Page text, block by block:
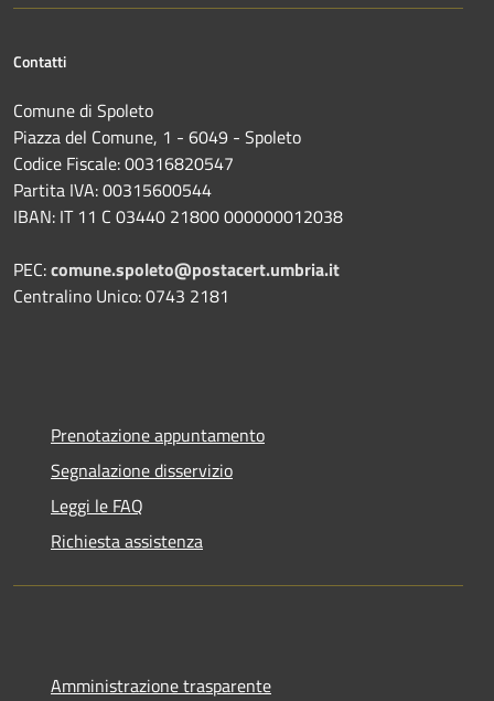
Contatti
Comune di Spoleto
Piazza del Comune, 1 - 6049 - Spoleto
Codice Fiscale: 00316820547
Partita IVA: 00315600544
IBAN: IT 11 C 03440 21800 000000012038
PEC:comune.spoleto@postacert.umbria.it
Centralino Unico: 0743 2181
Prenotazione appuntamento
Segnalazione disservizio
Leggi le FAQ
Richiesta assistenza
Amministrazione trasparente